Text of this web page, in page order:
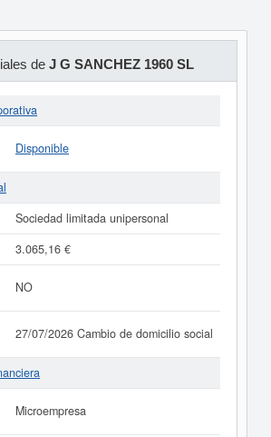
de J G SANCHEZ 1960 SL
Disponible
Sociedad limitada unipersonal
3.065,16 €
NO
27/07/2026 Cambio de domicilio social
Microempresa